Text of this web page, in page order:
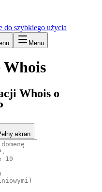
do szybkiego użycia
Menu
Whois
Whois o
ekran